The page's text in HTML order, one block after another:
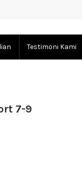
Testimoni Kami
7-9